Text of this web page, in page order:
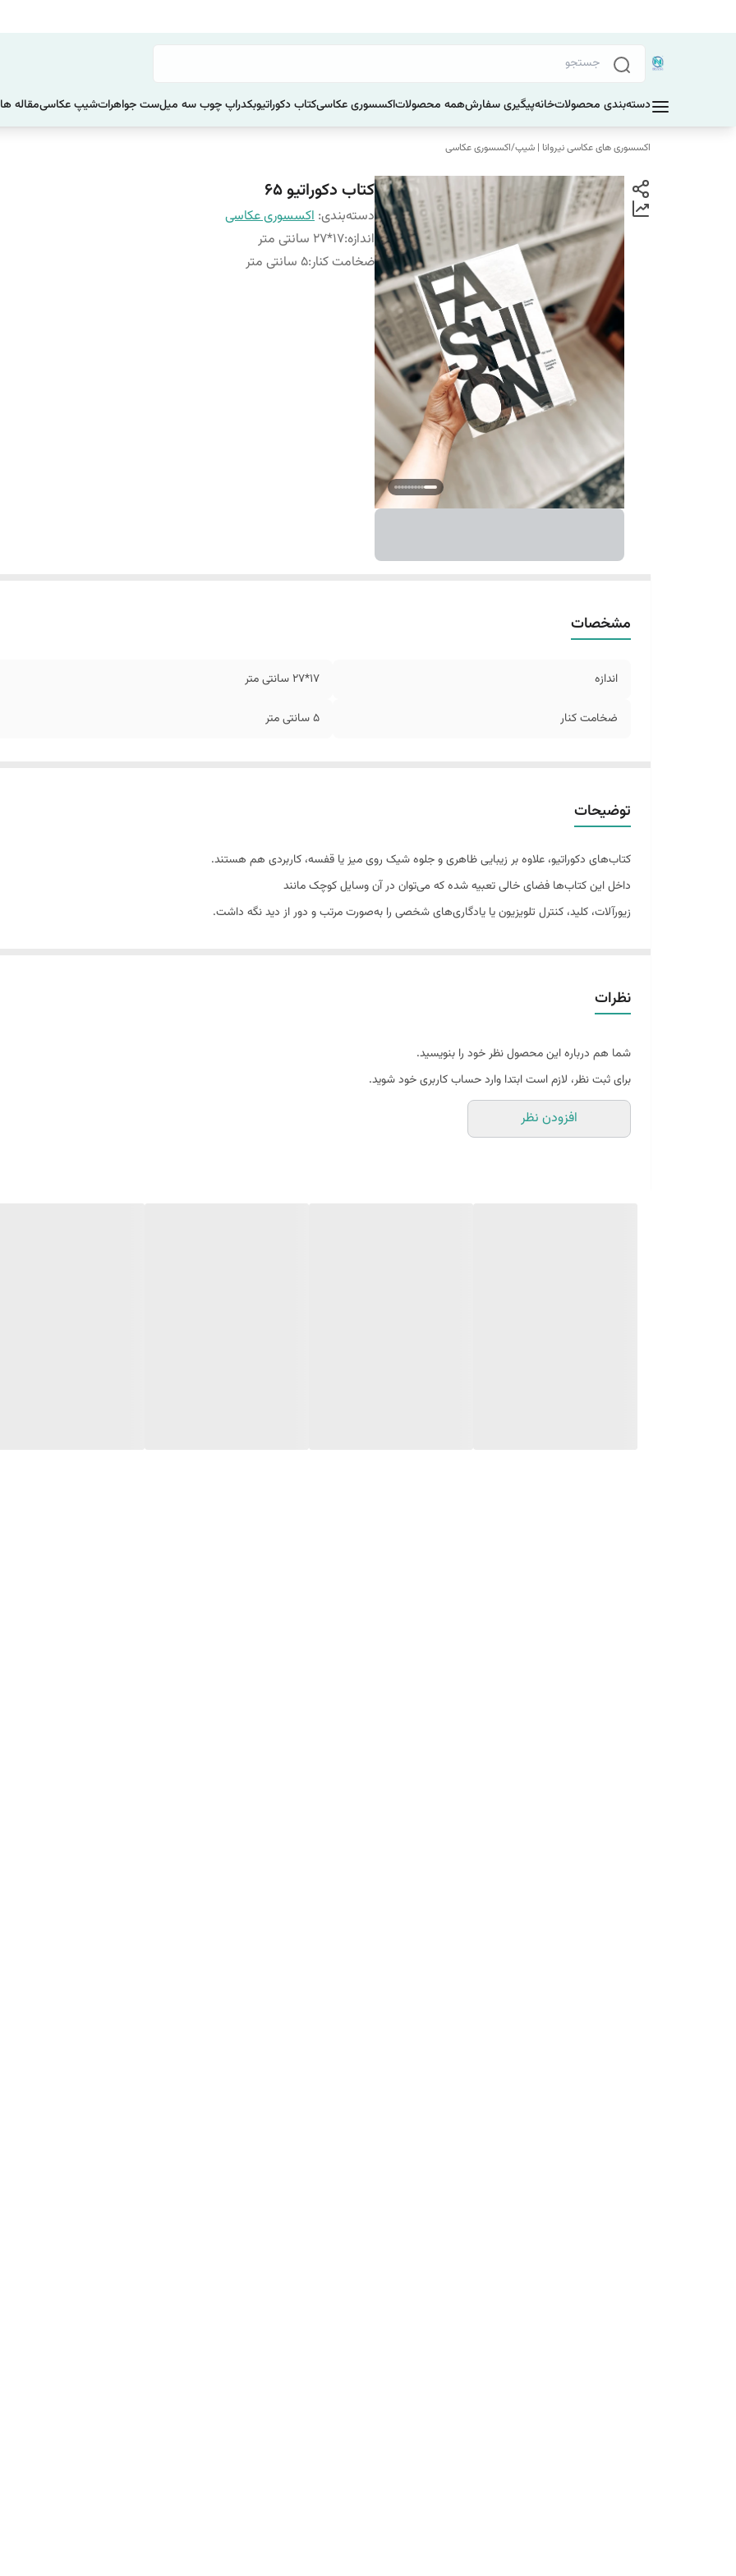
دسته‌بندی محصولاتخانهپیگیری سفارشهمه محصولاتاکسسوری عکاسیکتاب دکوراتیوبکدراپ چوب سه میلست جواهراتشیپ عکاسیمقاله ها
اکسسوری های عکاسی نیروانا | شیپ/اکسسوری عکاسی
کتاب دکوراتیو 65
دسته‌بندی: اکسسوری عکاسی
اندازه:17*27 سانتی متر
ضخامت کنار:5 سانتی متر
مشخصات
اندازه 17*27 سانتی متر
ضخامت کنار 5 سانتی متر
توضیحات
کتاب‌های دکوراتیو، علاوه بر زیبایی ظاهری و جلوه شیک روی میز یا قفسه، کاربردی هم هستند.
داخل این کتاب‌ها فضای خالی تعبیه شده که می‌توان در آن وسایل کوچک مانند
زیورآلات، کلید، کنترل تلویزیون یا یادگاری‌های شخصی را به‌صورت مرتب و دور از دید نگه داشت.
نظرات
شما هم درباره این محصول نظر خود را بنویسید.
برای ثبت نظر، لازم است ابتدا وارد حساب کاربری خود شوید.
افزودن نظر